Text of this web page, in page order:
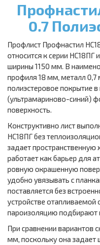
0.7
Профлист Профнастил
относится к серии НС18ПГ
ширины 1150 мм. В
профиля 18 мм, металл 0,7
полиэстеровое покрытие
(ультрамариново-синий)
поверхность.
Конструктивно лист
НС18ПГ без
задает пространственную
работает как барьер для
ровную окрашенную
удобно увязывать с
поставляется без
устройстве
пароизоляцию подбирают
При сравнении вариантов
мм, поскольку она задает